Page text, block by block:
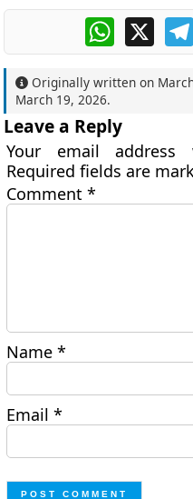
WhatsApp
X
Originally written on
March 19, 2026.
Leave a Reply
Your email
Required fields are
Comment*
Name*
Email*